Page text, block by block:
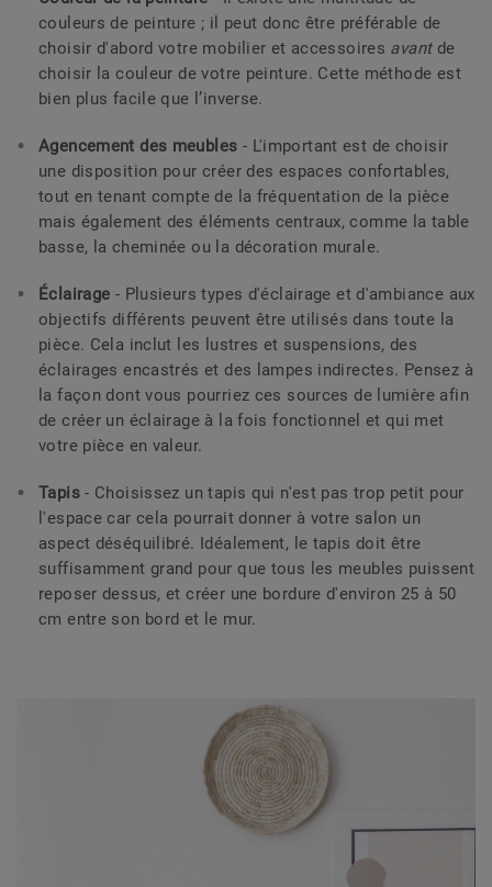
couleurs de peinture ; il peut donc être préférable de
choisir d'abord votre mobilier et accessoires avantde
choisir la couleur de votre peinture. Cette méthode est
bien plus facile que l’inverse.
Agencement des meubles - L'important est de choisir
une disposition pour créer des espaces confortables,
tout en tenant compte de la fréquentation de la pièce
mais également des éléments centraux, comme la table
basse, la cheminée ou la décoration murale.
Éclairage - Plusieurs types d'éclairage et d'ambiance aux
objectifs différents peuvent être utilisés dans toute la
pièce. Cela inclut les lustres et suspensions, des
éclairages encastrés et des lampes indirectes. Pensez à
la façon dont vous pourriez ces sources de lumière afin
de créer un éclairage à la fois fonctionnel et qui met
votre pièce en valeur.
Tapis- Choisissez un tapis qui n'est pas trop petit pour
l'espace car cela pourrait donner à votre salon un
aspect déséquilibré. Idéalement, le tapis doit être
suffisamment grand pour que tous les meubles puissent
reposer dessus, et créer une bordure d'environ 25 à 50
cm entre son bord et le mur.